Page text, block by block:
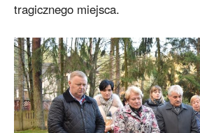
tragicznego miejsca.